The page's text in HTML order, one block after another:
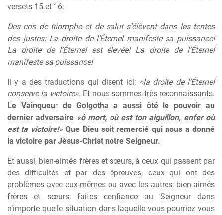
versets 15 et 16:
Des cris de triomphe et de salut s’élèvent dans les tentes
des justes: La droite de l’Éternel manifeste sa puissance!
La droite de l’Éternel est élevée! La droite de l’Éternel
manifeste sa puissance!
Il y a des traductions qui disent ici: «la droite de l’Éternel
conserve la victoire». Et nous sommes très reconnaissants.
Le Vainqueur de Golgotha a aussi ôté le pouvoir au
dernier adversaire «ô mort, où est ton aiguillon, enfer où
est ta victoire!»Que Dieu soit remercié qui nous a donné
la victoire par Jésus-Christ notre Seigneur.
Et aussi, bien-aimés frères et sœurs, à ceux qui passent par
des difficultés et par des épreuves, ceux qui ont des
problèmes avec eux-mêmes ou avec les autres, bien-aimés
frères et sœurs, faites confiance au Seigneur dans
n’importe quelle situation dans laquelle vous pourriez vous